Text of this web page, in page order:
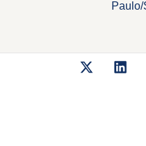
Paulo/